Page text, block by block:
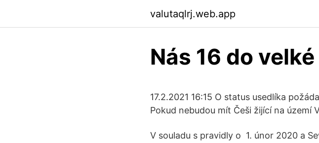
valutaqlrj.web.app
Nás 16 do
17.2.2021 16:15 O status usedlíka
Pokud nebudou mít Češi žijící na území
V souladu s pravidly o 1. únor 2020 a